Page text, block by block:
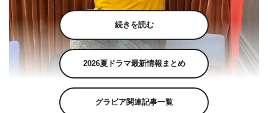
続きを読む
2026夏ドラマ最新情報まとめ
グラビア関連記事一覧